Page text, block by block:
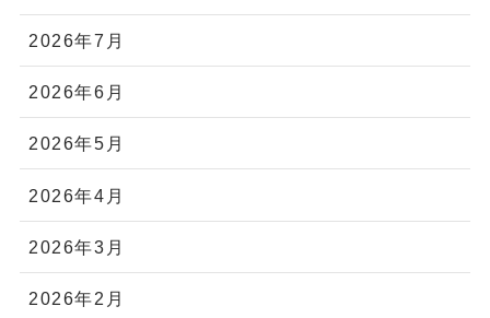
2026年7月
2026年6月
2026年5月
2026年4月
2026年3月
2026年2月